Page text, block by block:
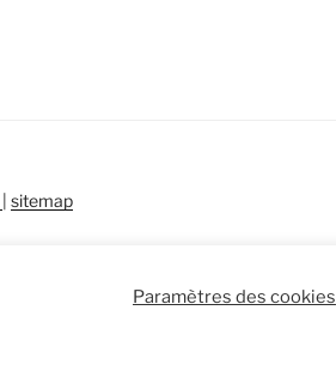
|sitemap
Paramètres des cookies